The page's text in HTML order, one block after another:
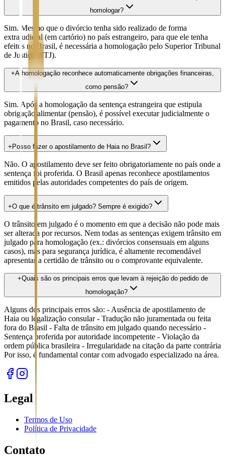
homologar?
Sim. Mesmo que o divórcio tenha sido realizado de forma
extrajudicial (em cartório) no país estrangeiro, para que ele tenha
efeitos no Brasil, é necessária a homologação pelo Superior Tribunal
de Justiça (STJ).
+A homologação reconhece automaticamente obrigações financeiras,
como pensão?
Sim. Após a homologação da sentença estrangeira que estipula
obrigação alimentar (pensão), é possível executar judicialmente o
pagamento no Brasil, caso necessário.
+ Posso fazer o apostilamento de Haia no Brasil?
Não. O apostilamento deve ser feito obrigatoriamente no país onde a
sentença foi proferida. O Brasil apenas reconhece apostilamentos
emitidos pelas autoridades competentes do país de origem.
+O que é trânsito em julgado? Sempre é exigido?
O trânsito em julgado é o momento em que a decisão não pode mais
ser alterada por recursos. Nem todas as sentenças exigem trânsito em
julgado para homologação (ex.: divórcios consensuais em alguns
casos), mas para segurança jurídica, é altamente recomendável
apresentar a certidão de trânsito ou o comprovante equivalente.
+Quais são os principais erros que levam à rejeição do pedido de
homologação?
Alguns dos principais erros são: - Ausência de apostilamento de
Haia ou legalização consular - Tradução não juramentada ou feita
fora do Brasil - Falta de trânsito em julgado quando necessário -
Sentença proferida por autoridade incompetente - Violação da
ordem pública brasileira - Irregularidade na citação da parte contrária
Por isso, é fundamental contar com advogado especializado na área.
Legal
Termos de Uso
Política de Privacidade
Contato